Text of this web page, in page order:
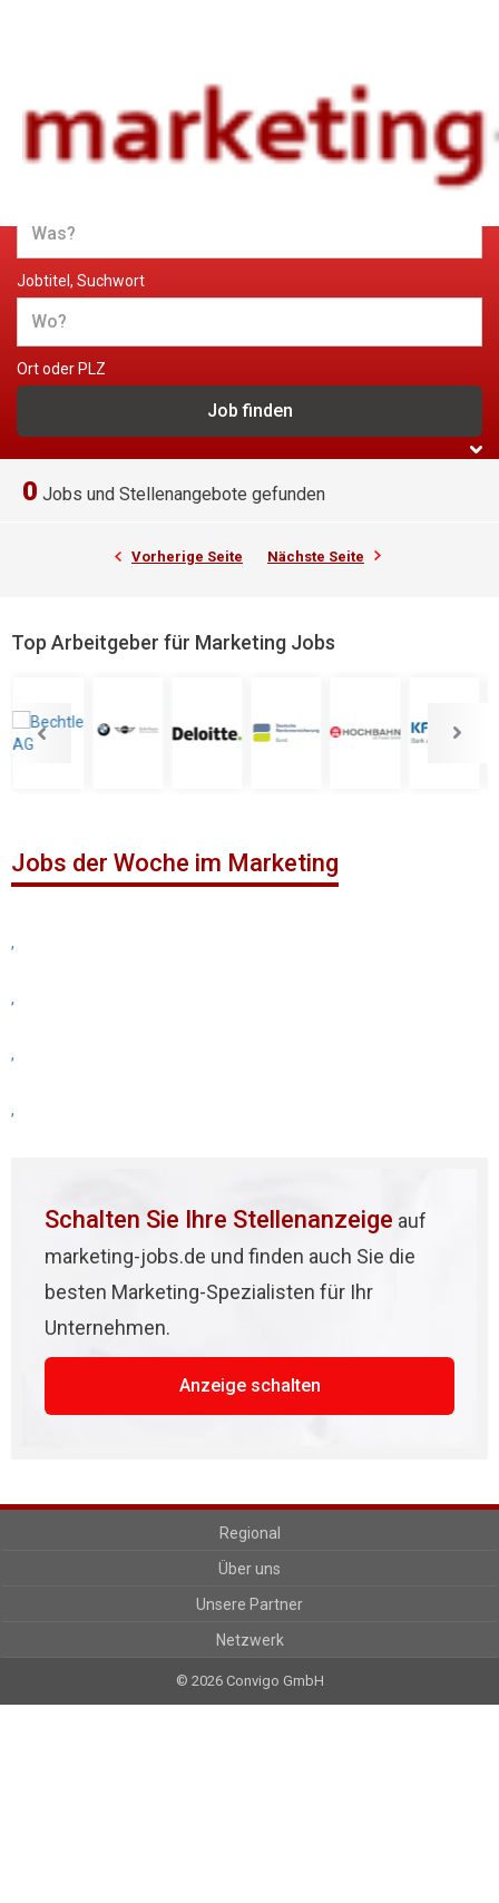
Jobs und Stellenangebote im
Marketing
Jobtitel, Suchwort
Ort oder PLZ
0 Jobs und Stellenangebote gefunden
Vorherige Seite Nächste Seite
Top Arbeitgeber für Marketing Jobs
Jobs der Woche im Marketing
,
,
,
,
Schalten Sie Ihre Stellenanzeige auf
marketing-jobs.de und finden auch Sie die
besten Marketing-Spezialisten für Ihr
Unternehmen.
Anzeige schalten
Regional
Über uns
Unsere Partner
Netzwerk
© 2026 Convigo GmbH